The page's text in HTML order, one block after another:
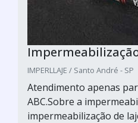
IMPERLLAJE / Santo André - SP
Atendimento apenas
ABC.Sobre a
impermeabilização de